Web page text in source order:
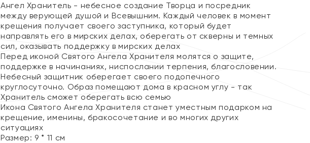
Ангел Хранитель - небесное создание Творца и посредник
между верующей душой и Всевышним. Каждый человек в момент
крещения получает своего заступника, который будет
направлять его в мирских делах, оберегать от скверны и темных
сил, оказывать поддержку в мирских делах
Перед иконой Святого Ангела Хранителя молятся о защите,
поддержке в начинаниях, ниспослании терпения, благословении.
Небесный защитник оберегает своего подопечного
круглосуточно. Образ помещают дома в красном углу - так
Хранитель сможет оберегать всю семью
Икона Святого Ангела Хранителя станет уместным подарком на
крещение, именины, бракосочетание и во многих других
ситуациях
Размер: 9 * 11 см